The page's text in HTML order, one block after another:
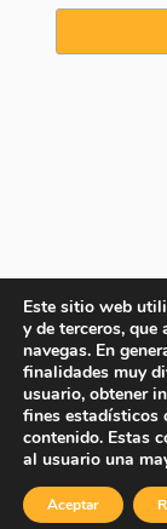
Copyright © 2025
Legal
Este sitio web
y de terceros,
navegas. En
finalidades muy
usuario, obtener
fines estadísticos
contenido. Estas
al usuario una
Aceptar